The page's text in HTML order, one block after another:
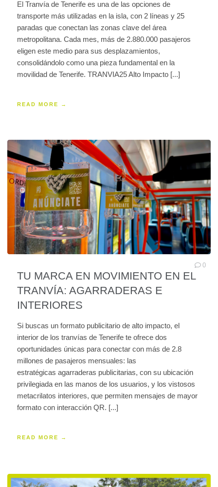
El Tranvía de Tenerife es una de las opciones de
transporte más utilizadas en la isla, con 2 líneas y 25
paradas que conectan las zonas clave del área
metropolitana. Cada mes, más de 2.880.000 pasajeros
eligen este medio para sus desplazamientos,
consolidándolo como una pieza fundamental en la
movilidad de Tenerife. TRANVIA25 Alto Impacto [...]
READ MORE →
TU MARCA EN MOVIMIENTO EN EL
TRANVÍA: AGARRADERAS E
INTERIORES
0
Si buscas un formato publicitario de alto impacto, el
interior de los tranvías de Tenerife te ofrece dos
oportunidades únicas para conectar con más de 2.8
millones de pasajeros mensuales: las
estratégicas agarraderas publicitarias, con su ubicación
privilegiada en las manos de los usuarios, y los vistosos
metacrilatos interiores, que permiten mensajes de mayor
formato con interacción QR. [...]
READ MORE →